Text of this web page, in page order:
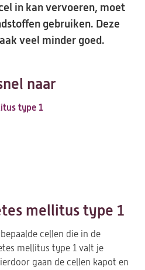
in kan vervoeren, moet
gebruiken. Deze
veel minder goed.
naar
type 1
mellitus type 1
cellen die in de
mellitus type 1 valt je
gaan de cellen kapot en